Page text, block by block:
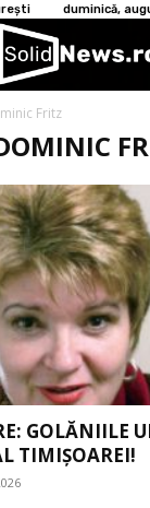
duminică,
Fritz
GOLĂNIILE
TIMIȘOAREI!